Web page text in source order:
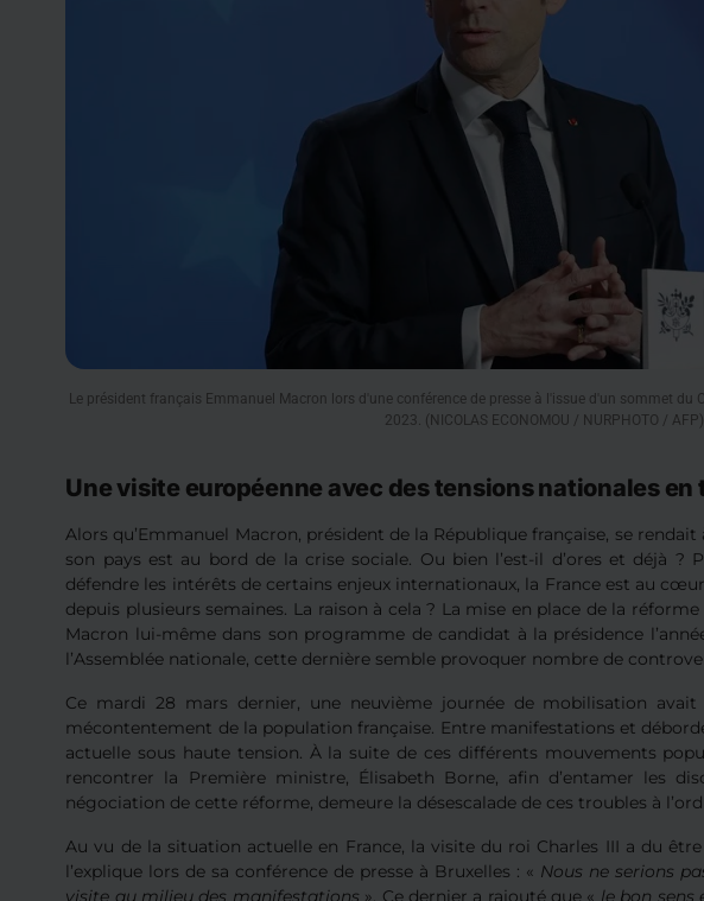
Le président français Emmanuel Macron lors d'une conférence de presse à l'issue d'un sommet du
2023. (NICOLAS ECONOMOU / NURPHOTO / AFP)
Une visite européenne avec des tensions nationales en
Alors qu’Emmanuel Macron, président de la République française, se
son pays est au bord de la crise sociale. Ou bien l’est-il d’ores et déjà ?
défendre les intérêts de certains enjeux internationaux, la France est au
depuis plusieurs semaines. La raison à cela ? La mise en place de la
Macron lui-même dans son programme de candidat à la présidence
l’Assemblée nationale, cette dernière semble provoquer nombre de
Ce mardi 28 mars dernier, une neuvième journée de mobilisation
mécontentement de la population française. Entre manifestations et
actuelle sous haute tension. À la suite de ces différents mouvements
rencontrer la Première ministre, Élisabeth Borne, afin d’entamer les
négociation de cette réforme, demeure la désescalade de ces troubles à
Au vu de la situation actuelle en France, la visite du roi Charles III a du
l’explique lors de sa conférence de presse à Bruxelles : « Nous ne serions
visite au milieu des manifestations ». Ce dernier a rajouté que « le bon sens